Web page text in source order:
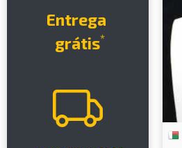
Entrega
grátis*